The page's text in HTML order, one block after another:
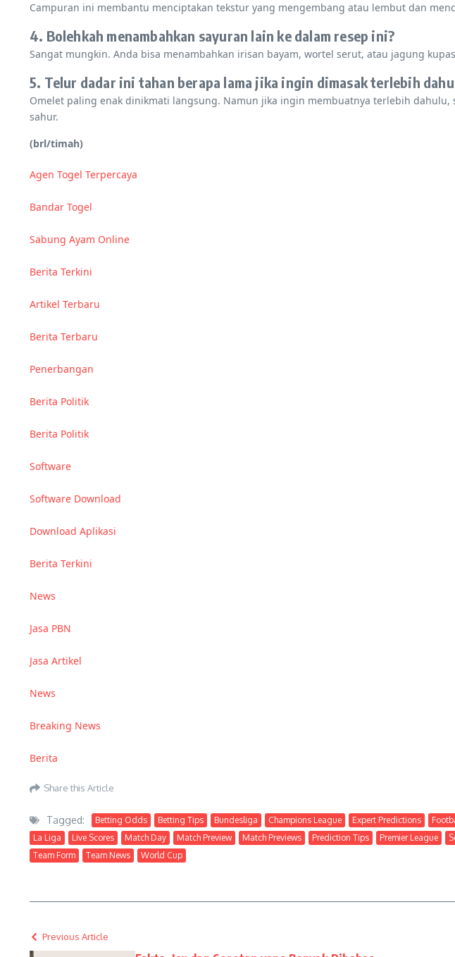
Campuran ini membantu menciptakan tekstur yang mengembang atau lembut dan
4. Bolehkah menambahkan sayuran lain ke dalam resep ini?
Sangat mungkin. Anda bisa menambahkan irisan bayam, wortel serut, atau jagung
5. Telur dadar ini tahan berapa lama jika ingin dimasak terlebih
Omelet paling enak dinikmati langsung. Namun jika ingin membuatnya terlebih
sahur.
(brl/timah)
Agen Togel Terpercaya
Bandar Togel
Sabung Ayam Online
Berita Terkini
Artikel Terbaru
Berita Terbaru
Penerbangan
Berita Politik
Berita Politik
Software
Software Download
Download Aplikasi
Berita Terkini
News
Jasa PBN
Jasa Artikel
News
Breaking News
Berita
Share this Article
Tagged: Betting Odds Betting Tips Bundesliga Champions League Expert Predictions
La Liga
Live Scores Match Day Match Preview Match Previews Prediction Tips Premier League
Team Form
Team News World Cup
Previous Article